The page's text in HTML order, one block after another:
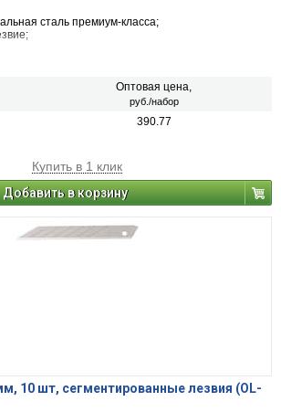
сталь премиум-класса;
Оптовая цена,
руб./набор
390.77
Купить в 1 клик
Добавить в корзину
мм, 10 шт, сегментированные лезвия (OL-